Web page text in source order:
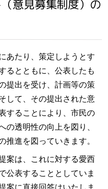
意見募集制度）の
あたり、策定しようとす
るとともに、公表したも
提出を受け、計画等の策
して、その提出された意
することにより、市民の
の透明性の向上を図り、
推進を図っていきます。
案は、これに対する愛西
公表することとしていま
案に直接回答はいたしま